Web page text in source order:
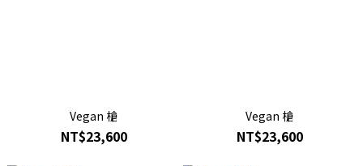
Vegan 槍
NT$23,600
Vegan 槍
NT$23,600